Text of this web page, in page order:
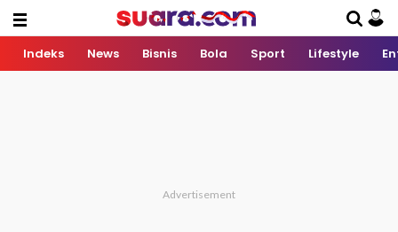
Indeks News Bisnis Bola Sport Lifestyle